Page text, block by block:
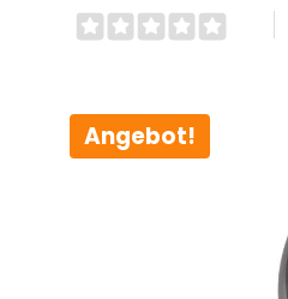
Angebot!